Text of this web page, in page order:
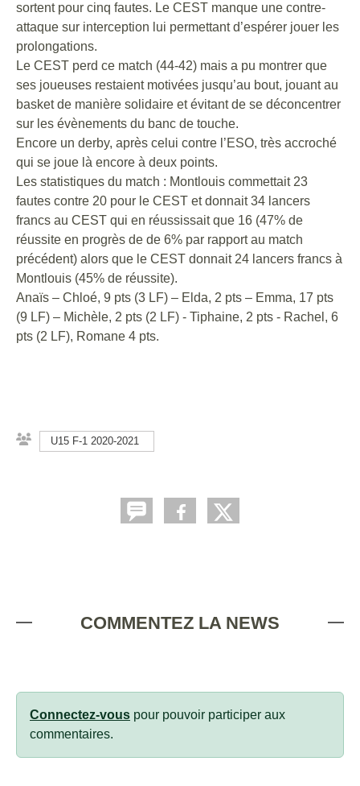
sortent pour cinq fautes. Le CEST manque une contre-
attaque sur interception lui permettant d’espérer jouer les
prolongations.
Le CEST perd ce match (44-42) mais a pu montrer que
ses joueuses restaient motivées jusqu’au bout, jouant au
basket de manière solidaire et évitant de se déconcentrer
sur les évènements du banc de touche.
Encore un derby, après celui contre l’ESO, très accroché
qui se joue là encore à deux points.
Les statistiques du match : Montlouis commettait 23
fautes contre 20 pour le CEST et donnait 34 lancers
francs au CEST qui en réussissait que 16 (47% de
réussite en progrès de de 6% par rapport au match
précédent) alors que le CEST donnait 24 lancers francs à
Montlouis (45% de réussite).
Anaïs – Chloé, 9 pts (3 LF) – Elda, 2 pts – Emma, 17 pts
(9 LF) – Michèle, 2 pts (2 LF) - Tiphaine, 2 pts - Rachel, 6
pts (2 LF), Romane 4 pts.
U15 F-1 2020-2021
COMMENTEZ LA NEWS
Connectez-vous pour pouvoir participer aux
commentaires.